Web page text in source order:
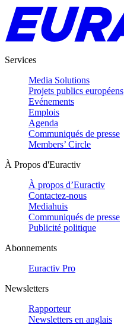
Services
Media Solutions
Projets publics européens
Evénements
Emplois
Agenda
Communiqués de presse
Members’ Circle
À Propos d'Euractiv
À propos d’Euractiv
Contactez-nous
Mediahuis
Communiqués de presse
Publicité politique
Abonnements
Euractiv Pro
Newsletters
Rapporteur
Newsletters en anglais